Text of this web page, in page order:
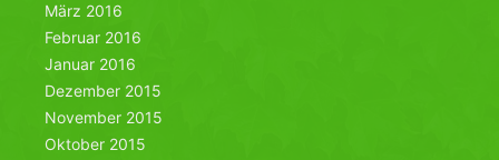
März 2016
Februar 2016
Januar 2016
Dezember 2015
November 2015
Oktober 2015